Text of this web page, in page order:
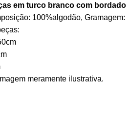
em turco branco com bordado
100%algodão, Gramagem:
Imagem meramente ilustrativa.